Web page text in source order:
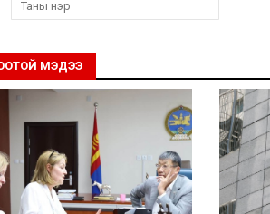
МЭДЭЭ